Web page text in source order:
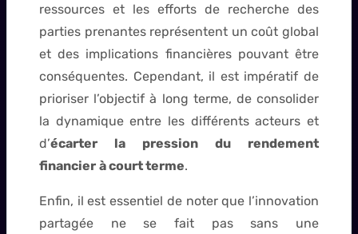
ressources et les efforts de recherche des
parties prenantes représentent un coût global
et des implications financières pouvant être
conséquentes. Cependant, il est impératif de
prioriser l’objectif à long terme, de consolider
la dynamique entre les différents acteurs et
d’écarter la pression du rendement
financier à court terme.
Enfin, il est essentiel de noter que l’innovation
partagée ne se fait pas sans une